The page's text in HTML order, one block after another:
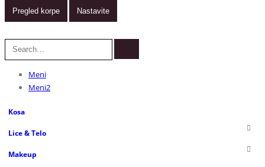
Pregled korpe Nastavite
Meni
Meni2
Kosa
Lice & Telo
Makeup